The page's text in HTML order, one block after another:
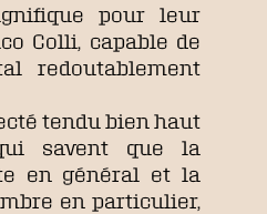
pour leur
Colli, capable de
redoutablement
tendu bien haut
savent que la
en général et la
en particulier,